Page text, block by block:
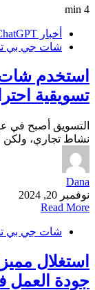
4 min
أخبار ChatGPT
شات جي بي
استخدم
تسويقية
التسويق أصبح في
نشاط تجاري،
Dana
نوفمبر 20, 2024
Read More
شات جي بي
استغلال
جودة العمل